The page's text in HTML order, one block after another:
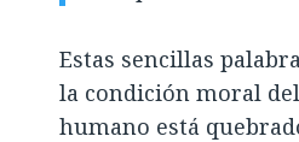
Estas sencillas
la condición moral
humano está